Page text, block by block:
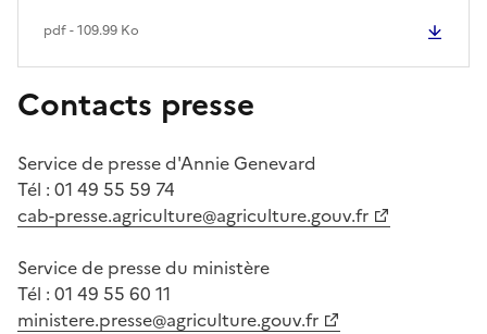
pdf - 109.99 Ko
Contacts presse
Service de presse d'Annie Genevard
Tél : 01 49 55 59 74
cab-presse.agriculture@agriculture.gouv.fr
Service de presse du ministère
Tél : 01 49 55 60 11
ministere.presse@agriculture.gouv.fr